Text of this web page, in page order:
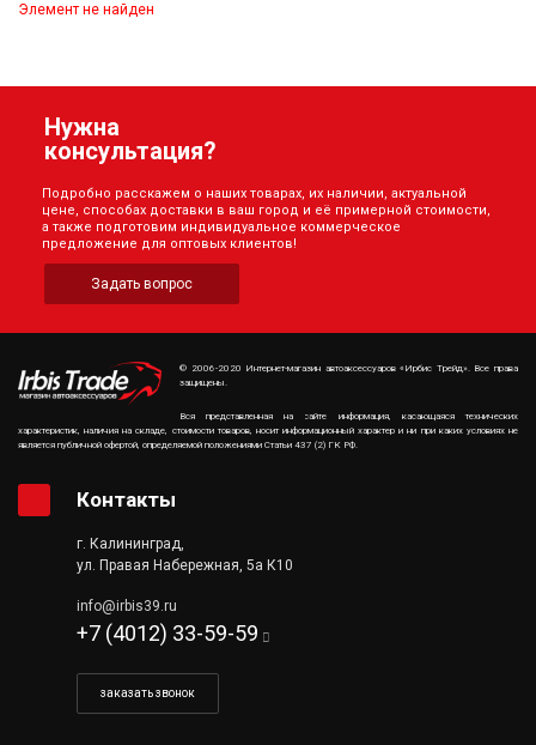
Элемент не найден
Нужна
консультация?
Подробно расскажем о наших товарах, их наличии, актуальной
цене, способах доставки в ваш город и её примерной стоимости,
а также подготовим индивидуальное коммерческое
предложение для оптовых клиентов!
Задать вопрос
© 2006-2020 Интернет-магазин автоаксессуаров «Ирбис Трейд». Все права
защищены.
Вся представленная на сайте информация, касающаяся технических
характеристик, наличия на складе, стоимости товаров, носит информационный характер и ни при каких условиях не
является публичной офертой, определяемой положениями Статьи 437 (2) ГК РФ.
Контакты
г. Калининград,
ул. Правая Набережная, 5а К10
info@irbis39.ru
+7 (4012) 33-59-59
заказать звонок